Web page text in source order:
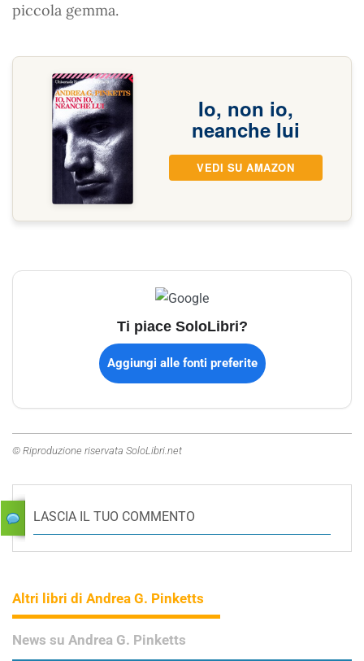
piccola gemma.
Io, non io,
neanche lui
VEDI SU AMAZON
Ti piace SoloLibri?
Aggiungi alle fonti preferite
© Riproduzione riservata SoloLibri.net
LASCIA IL TUO COMMENTO
Altri libri di Andrea G. Pinketts
News su Andrea G. Pinketts